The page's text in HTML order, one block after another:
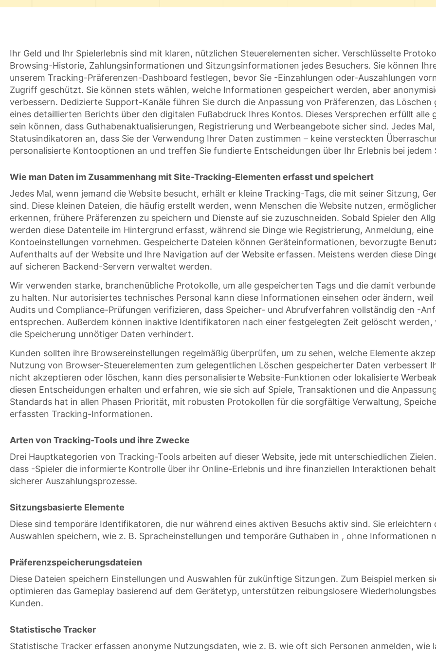
Ihr Geld und Ihr Spielerlebnis sind mit klaren, nützlichen Steuerelementen sicher. Verschlüsselte
Browsing-Historie, Zahlungsinformationen und Sitzungsinformationen jedes Besuchers. Sie können
unserem Tracking-Präferenzen-Dashboard festlegen, bevor Sie -Einzahlungen oder-Auszahlungen
Zugriff geschützt. Sie können stets wählen, welche Informationen gespeichert werden, aber
verbessern. Dedizierte Support-Kanäle führen Sie durch die Anpassung von Präferenzen, das
eines detaillierten Berichts über den digitalen Fußabdruck Ihres Kontos. Dieses Versprechen erfüllt
sein können, dass Guthabenaktualisierungen, Registrierung und Werbeangebote sicher sind. Jedes
Statusindikatoren an, dass Sie der Verwendung Ihrer Daten zustimmen – keine versteckten
personalisierte Kontooptionen an und treffen Sie fundierte Entscheidungen über Ihr Erlebnis bei jedem
Wie man Daten im Zusammenhang mit Site-Tracking-Elementen erfasst und speichert
Jedes Mal, wenn jemand die Website besucht, erhält er kleine Tracking-Tags, die mit seiner Sitzung,
sind. Diese kleinen Dateien, die häufig erstellt werden, wenn Menschen die Website nutzen,
erkennen, frühere Präferenzen zu speichern und Dienste auf sie zuzuschneiden. Sobald Spieler den
werden diese Datenteile im Hintergrund erfasst, während sie Dinge wie Registrierung, Anmeldung,
Kontoeinstellungen vornehmen. Gespeicherte Dateien können Geräteinformationen, bevorzugte
Aufenthalts auf der Website und Ihre Navigation auf der Website erfassen. Meistens werden diese
auf sicheren Backend-Servern verwaltet werden.
Wir verwenden starke, branchenübliche Protokolle, um alle gespeicherten Tags und die damit
zu halten. Nur autorisiertes technisches Personal kann diese Informationen einsehen oder ändern,
Audits und Compliance-Prüfungen verifizieren, dass Speicher- und Abrufverfahren vollständig den -
entsprechen. Außerdem können inaktive Identifikatoren nach einer festgelegten Zeit gelöscht
die Speicherung unnötiger Daten verhindert.
Kunden sollten ihre Browsereinstellungen regelmäßig überprüfen, um zu sehen, welche Elemente
Nutzung von Browser-Steuerelementen zum gelegentlichen Löschen gespeicherter Daten verbessert
nicht akzeptieren oder löschen, kann dies personalisierte Website-Funktionen oder lokalisierte
diesen Entscheidungen erhalten und erfahren, wie sie sich auf Spiele, Transaktionen und die
Standards hat in allen Phasen Priorität, mit robusten Protokollen für die sorgfältige Verwaltung,
erfassten Tracking-Informationen.
Arten von Tracking-Tools und ihre Zwecke
Drei Hauptkategorien von Tracking-Tools arbeiten auf dieser Website, jede mit unterschiedlichen
dass -Spieler die informierte Kontrolle über ihr Online-Erlebnis und ihre finanziellen Interaktionen
sicherer Auszahlungsprozesse.
Sitzungsbasierte Elemente
Diese sind temporäre Identifikatoren, die nur während eines aktiven Besuchs aktiv sind. Sie
Auswahlen speichern, wie z. B. Spracheinstellungen und temporäre Guthaben in , ohne Informationen
Präferenzspeicherungsdateien
Diese Dateien speichern Einstellungen und Auswahlen für zukünftige Sitzungen. Zum Beispiel merken
optimieren das Gameplay basierend auf dem Gerätetyp, unterstützen reibungslosere
Kunden.
Statistische Tracker
Statistische Tracker erfassen anonyme Nutzungsdaten, wie z. B. wie oft sich Personen anmelden, wie